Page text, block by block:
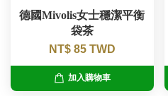
德國Mivolis女士穩潔平衡
袋茶
NT$ 85 TWD
加入購物車